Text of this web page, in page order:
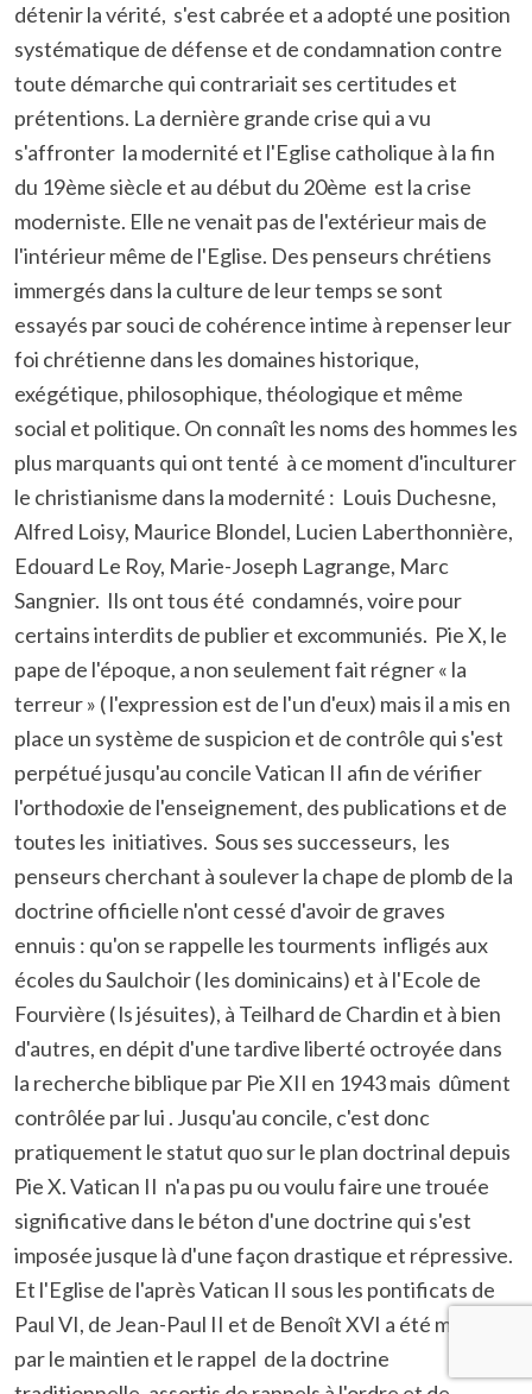
détenir la vérité, s'est cabrée et a adopté une position
systématique de défense et de condamnation contre
toute démarche qui contrariait ses certitudes et
prétentions. La dernière grande crise qui a vu
s'affronter la modernité et l'Eglise catholique à la fin
du 19ème siècle et au début du 20ème est la crise
moderniste. Elle ne venait pas de l'extérieur mais de
l'intérieur même de l'Eglise. Des penseurs chrétiens
immergés dans la culture de leur temps se sont
essayés par souci de cohérence intime à repenser leur
foi chrétienne dans les domaines historique,
exégétique, philosophique, théologique et même
social et politique. On connaît les noms des hommes les
plus marquants qui ont tenté à ce moment d'inculturer
le christianisme dans la modernité : Louis Duchesne,
Alfred Loisy, Maurice Blondel, Lucien Laberthonnière,
Edouard Le Roy, Marie-Joseph Lagrange, Marc
Sangnier. Ils ont tous été condamnés, voire pour
certains interdits de publier et excommuniés. Pie X, le
pape de l'époque, a non seulement fait régner « la
terreur » ( l'expression est de l'un d'eux) mais il a mis en
place un système de suspicion et de contrôle qui s'est
perpétué jusqu'au concile Vatican II afin de vérifier
l'orthodoxie de l'enseignement, des publications et de
toutes les initiatives. Sous ses successeurs, les
penseurs cherchant à soulever la chape de plomb de la
doctrine officielle n'ont cessé d'avoir de graves
ennuis : qu'on se rappelle les tourments infligés aux
écoles du Saulchoir ( les dominicains) et à l'Ecole de
Fourvière ( ls jésuites), à Teilhard de Chardin et à bien
d'autres, en dépit d'une tardive liberté octroyée dans
la recherche biblique par Pie XII en 1943 mais dûment
contrôlée par lui . Jusqu'au concile, c'est donc
pratiquement le statut quo sur le plan doctrinal depuis
Pie X. Vatican II n'a pas pu ou voulu faire une trouée
significative dans le béton d'une doctrine qui s'est
imposée jusque là d'une façon drastique et répressive.
Et l'Eglise de l'après Vatican II sous les pontificats de
Paul VI, de Jean-Paul II et de Benoît XVI a été marquée
par le maintien et le rappel de la doctrine